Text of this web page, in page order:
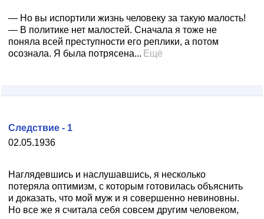
— Но вы испортили жизнь человеку за такую малость!
— В политике нет малостей. Сначала я тоже не
поняла всей преступности его реплики, а потом
осознала. Я была потрясена... Ещё
02.05.1936
Следствие - 1
Наглядевшись и наслушавшись, я несколько
потеряла оптимизм, с которым готовилась объяснить
и доказать, что мой муж и я совершенно невиновны.
Но все же я считала себя совсем другим человеком,